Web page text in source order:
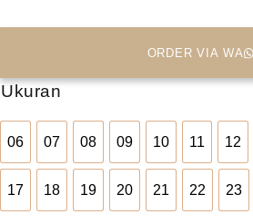
ORDER VIA WA
Ukuran
06
06
07
07
08
08
09
09
10
10
11
11
12
12
17
17
18
18
19
19
20
20
21
21
22
22
23
23